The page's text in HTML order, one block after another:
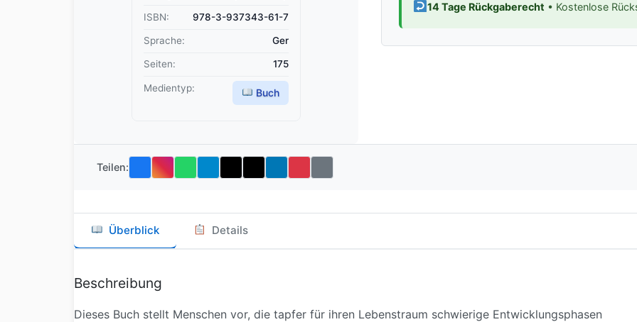
ISBN: 978-3-937343-61-7
Sprache: Ger
Seiten: 175
Medientyp: Buch
14 Tage Rückgaberecht • Kostenlose
Teilen:
Überblick Details
Beschreibung
Dieses Buch stellt Menschen vor, die tapfer für ihren Lebenstraum schwierige Entwicklungsphasen